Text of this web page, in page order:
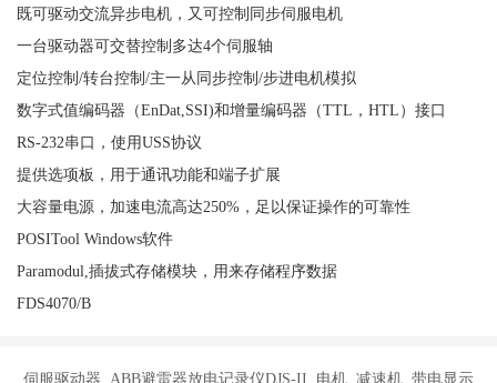
既可驱动交流异步电机，又可控制同步伺服电机
一台驱动器可交替控制多达4个伺服轴
定位控制/转台控制/主一从同步控制/步进电机模拟
数字式值编码器（EnDat,SSI)和增量编码器（TTL，HTL）接口
RS-232串口，使用USS协议
提供选项板，用于通讯功能和端子扩展
大容量电源，加速电流高达250%，足以保证操作的可靠性
POSITool Windows软件
Paramodul,插拔式存储模块，用来存储程序数据
FDS4070/B
伺服驱动器 ABB避雷器放电记录仪DJS-II 电机 减速机 带电显示